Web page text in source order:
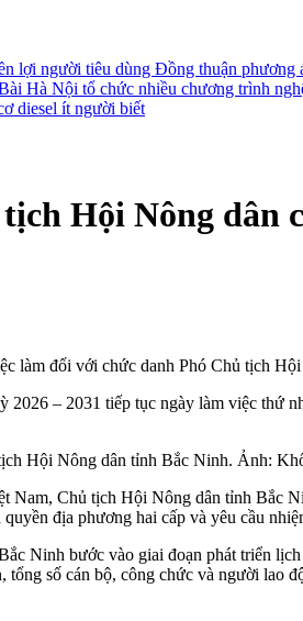
lợi người tiêu dùng Đồng thuận phương
Hà Nội tổ chức nhiều chương trình
diesel ít người biết
Hội Nông
đối với chức danh Phó Chủ tịch Hội
– 2031 tiếp tục ngày làm việc thứ
Hội Nông dân tỉnh Bắc Ninh. Ảnh:
Chủ tịch Hội Nông dân tỉnh Bắc
địa phương hai cấp và yêu cầu
Ninh bước vào giai đoạn phát triển
số cán bộ, công chức và người lao